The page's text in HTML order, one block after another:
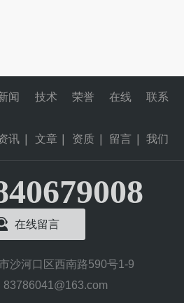
闻
讯
技术
文章
荣誉
资质
在线
留言
联系
我们
在线留言
沙河口区西南路590号1-9
83786041@163.com